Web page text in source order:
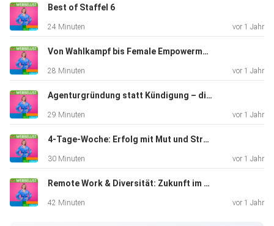
Ein Gespräch über Berufung statt Job, den Zauber der
ersten
Sekunden (die schneller entscheiden als uns lieb ist) und
warum
Hauptdarsteller jedes gelungenen Auftritts sind.
Was Dich in dieser Folge erwartet:
Von der Bühne zur Unternehmerin: Wie frühe
Best of Staffel 6
24 Minuten vor 1 Jahr
Von Wahlkampf bis Female Empowerment: Strategien für echte Mobilisierung
28 Minuten vor 1 Jahr
Agenturgründung statt Kündigung – die Geschichte von Popcut
29 Minuten vor 1 Jahr
4-Tage-Woche: Erfolg mit Mut und Struktur
30 Minuten vor 1 Jahr
Remote Work & Diversität: Zukunft im Fokus
42 Minuten vor 1 Jahr